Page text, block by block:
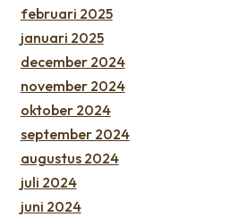
februari 2025
januari 2025
december 2024
november 2024
oktober 2024
september 2024
augustus 2024
juli 2024
juni 2024